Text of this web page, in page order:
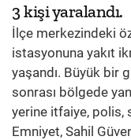
3 kişi yaralandı.
İlçe merkezindeki
istasyonuna yakıt
yaşandı. Büyük bir
sonrası bölgede
yerine itfaiye, polis,
Emniyet, Sahil